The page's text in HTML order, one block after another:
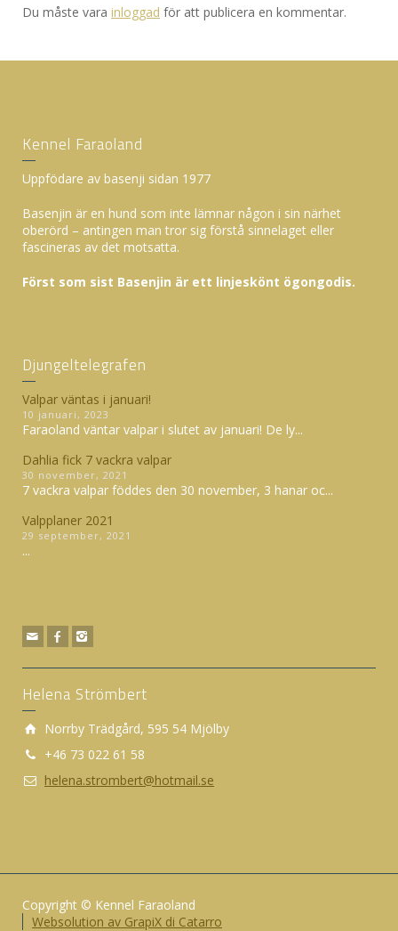
Du måste vara inloggad för att publicera en kommentar.
Kennel Faraoland
Uppfödare av basenji sidan 1977
Basenjin är en hund som inte lämnar någon i sin närhet
oberörd – antingen man tror sig förstå sinnelaget eller
fascineras av det motsatta.
Först som sist Basenjin är ett linjeskönt ögongodis.
Djungeltelegrafen
Valpar väntas i januari!
10 januari, 2023
Faraoland väntar valpar i slutet av januari! De ly...
Dahlia fick 7 vackra valpar
30 november, 2021
7 vackra valpar föddes den 30 november, 3 hanar oc...
Valpplaner 2021
29 september, 2021
...
Helena Strömbert
Norrby Trädgård, 595 54 Mjölby
+46 73 022 61 58
helena.strombert@hotmail.se
Copyright © Kennel Faraoland
Websolution av GrapiX di Catarro